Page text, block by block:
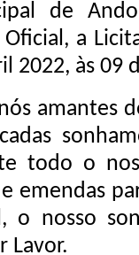
de
Oficial, a
2022, às 09
nós amantes
todo o
emendas
o nosso
Lavor.